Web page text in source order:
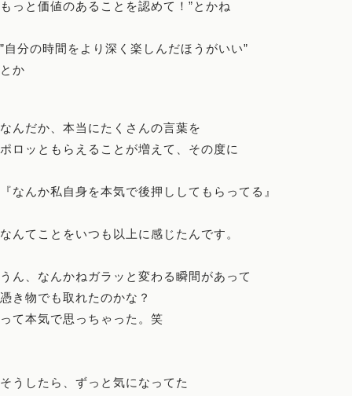
もっと価値のあることを認めて！”とかね
”自分の時間をより深く楽しんだほうがいい”
とか
なんだか、本当にたくさんの言葉を
ポロッともらえることが増えて、その度に
『なんか私自身を本気で後押ししてもらってる』
なんてことをいつも以上に感じたんです。
うん、なんかねガラッと変わる瞬間があって
憑き物でも取れたのかな？
って本気で思っちゃった。笑
そうしたら、ずっと気になってた